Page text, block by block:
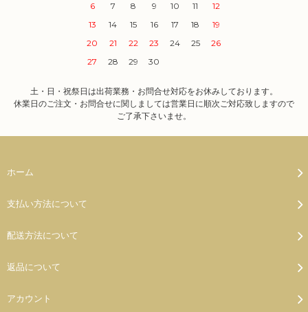
6
7 8 9 10 11
12
13
14 15 16 17 18
19
20
21 22 23 24 25
26
27
28 29 30
土・日・祝祭日は出荷業務・お問合せ対応をお休みしております。
休業日のご注文・お問合せに関しましては営業日に順次ご対応致しますので
ご了承下さいませ。
ホーム
支払い方法について
配送方法について
返品について
アカウント